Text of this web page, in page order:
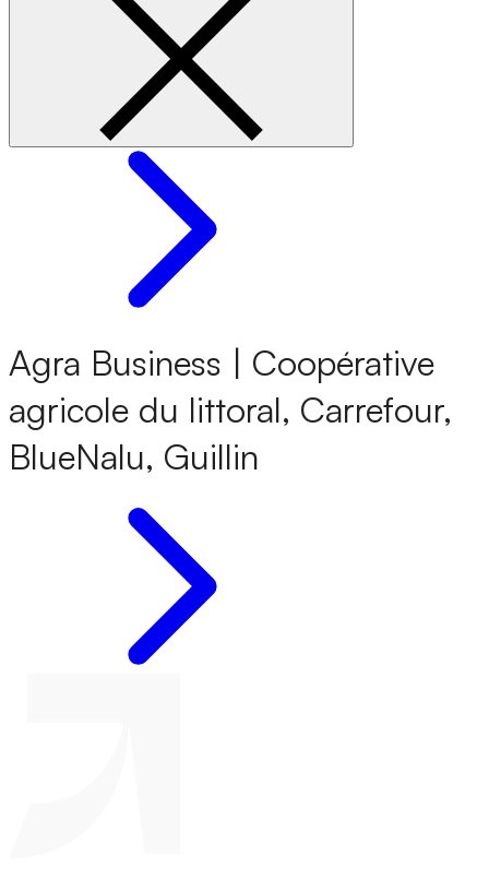
Agra Business | Coopérative
agricole du littoral, Carrefour,
BlueNalu, Guillin